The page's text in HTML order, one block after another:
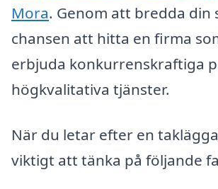
Mora. Genom att bredda din
chansen att hitta en firma
erbjuda konkurrenskraftiga
högkvalitativa tjänster.
När du letar efter en
viktigt att tänka på följande